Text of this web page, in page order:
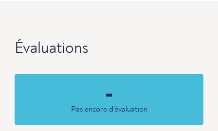
Évaluations
-
Pas encore d'évaluation